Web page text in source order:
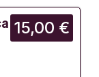
15,00 €